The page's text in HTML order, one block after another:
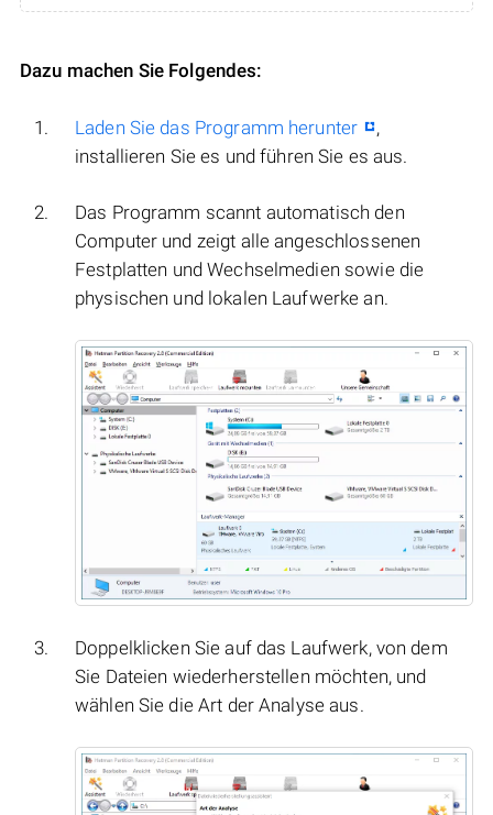
Dazu machen Sie Folgendes:
Laden Sie das Programm herunter
,
installieren Sie es und führen Sie es aus.
Das Programm scannt automatisch den
Computer und zeigt alle angeschlossenen
Festplatten und Wechselmedien sowie die
physischen und lokalen Laufwerke an.
Doppelklicken Sie auf das Laufwerk, von dem
Sie Dateien wiederherstellen möchten, und
wählen Sie die Art der Analyse aus.